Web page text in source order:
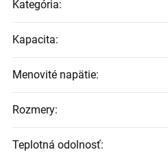
Kategória:
Kapacita:
Menovité napätie:
Rozmery:
Teplotná odolnosť: